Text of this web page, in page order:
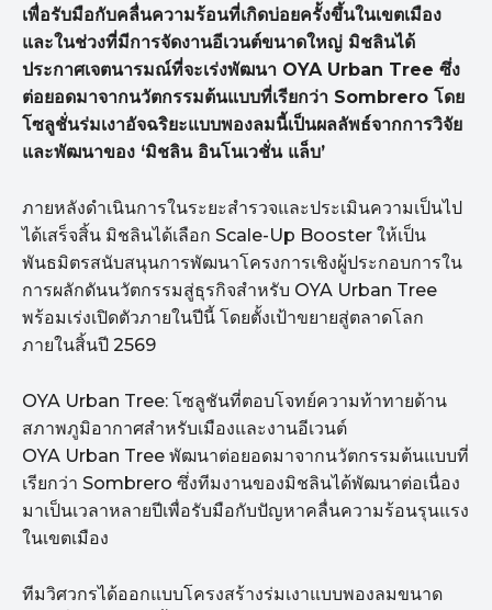
เพื่อรับมือกับคลื่นความร้อนที่เกิดบ่อยครั้งขึ้นในเขตเมือง
และในช่วงที่มีการจัดงานอีเวนต์ขนาดใหญ่ มิชลินได้
ประกาศเจตนารมณ์ที่จะเร่งพัฒนา OYA Urban Tree ซึ่ง
ต่อยอดมาจากนวัตกรรมต้นแบบที่เรียกว่า Sombrero โดย
โซลูชั่นร่มเงาอัจฉริยะแบบพองลมนี้เป็นผลลัพธ์จากการวิจัย
และพัฒนาของ ‘มิชลิน อินโนเวชั่น แล็บ’
ภายหลังดำเนินการในระยะสำรวจและประเมินความเป็นไป
ได้เสร็จสิ้น มิชลินได้เลือก Scale-Up Booster ให้เป็น
พันธมิตรสนับสนุนการพัฒนาโครงการเชิงผู้ประกอบการใน
การผลักดันนวัตกรรมสู่ธุรกิจสำหรับ OYA Urban Tree
พร้อมเร่งเปิดตัวภายในปีนี้ โดยตั้งเป้าขยายสู่ตลาดโลก
ภายในสิ้นปี 2569
OYA Urban Tree: โซลูชันที่ตอบโจทย์ความท้าทายด้าน
สภาพภูมิอากาศสำหรับเมืองและงานอีเวนต์
OYA Urban Tree พัฒนาต่อยอดมาจากนวัตกรรมต้นแบบที่
เรียกว่า Sombrero ซึ่งทีมงานของมิชลินได้พัฒนาต่อเนื่อง
มาเป็นเวลาหลายปีเพื่อรับมือกับปัญหาคลื่นความร้อนรุนแรง
ในเขตเมือง
ทีมวิศวกรได้ออกแบบโครงสร้างร่มเงาแบบพองลมขนาด